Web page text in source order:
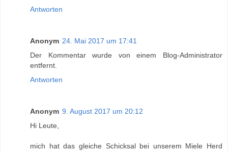
Antworten
Anonym 24. Mai 2017 um 17:41
Der Kommentar wurde von einem Blog-Administrator
entfernt.
Antworten
Anonym 9. August 2017 um 20:12
Hi Leute,
mich hat das gleiche Schicksal bei unserem Miele Herd